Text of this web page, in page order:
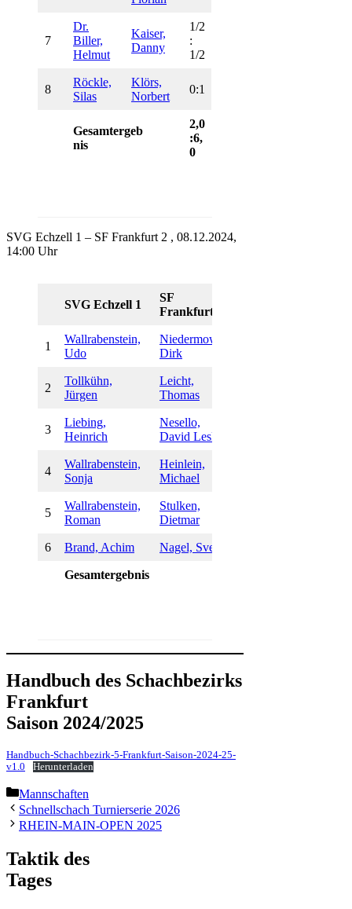
7
Dr.
Biller,
Helmut
Kaiser,
Danny
1/2
:
1/2
8
Röckle,
Silas
Klörs,
Norbert
0:1
Gesamtergeb
nis
2,0
:6,
0
SVG Echzell 1 – SF Frankfurt 2 , 08.12.2024,
14:00 Uhr
SVG Echzell 1
SF
Frankfurt 2
1
Wallrabenstein,
Udo
Niedermowe,
Dirk
2
Tollkühn,
Jürgen
Leicht,
Thomas
3
Liebing,
Heinrich
Nesello,
David Leslie
4
Wallrabenstein,
Sonja
Heinlein,
Michael
5
Wallrabenstein,
Roman
Stulken,
Dietmar
6 Brand, Achim Nagel, Sven
Gesamtergebnis
Handbuch des Schachbezirks
Frankfurt
Saison 2024/2025
Handbuch-Schachbezirk-5-Frankfurt-Saison-2024-25-
v1.0
Herunterladen
Kategorien
Mannschaften
Schnellschach Turnierserie 2026
RHEIN-MAIN-OPEN 2025
Taktik des
Tages